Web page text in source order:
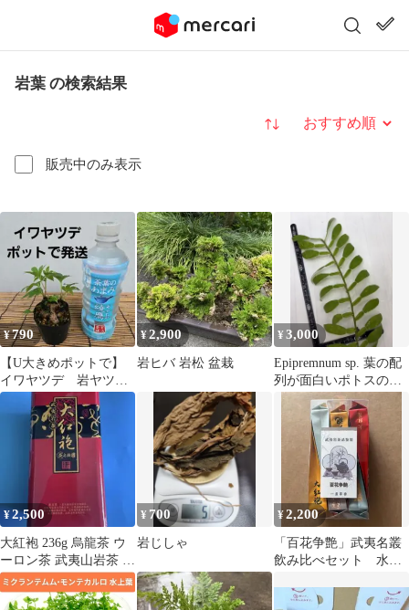
岩葉 の検索結果
販売中のみ表示
並び替え
¥790
【U大きめポットで】
イワヤツデ 岩ヤツ
デ 丹頂草 タンチョ
ウソウ
¥2,900
岩ヒバ 岩松 盆栽
¥3,000
Epipremnum sp. 葉の配
列が面白いポトスの仲
間
¥2,500
大紅袍 236g 烏龍茶 ウ
ーロン茶 武夷山岩茶 福
建省武夷山産 中国十大
銘茶
¥ 700
岩じしゃ
¥2,200
「百花争艶」武夷名叢
飲み比べセット 水出